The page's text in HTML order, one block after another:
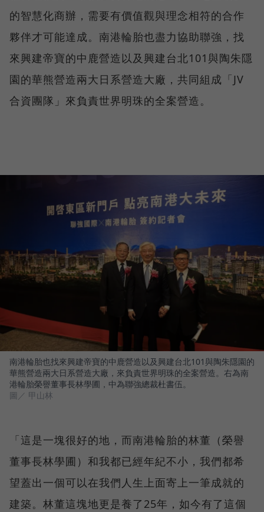
的智慧化商辦，需要有價值觀與理念相符的合作
夥伴才可能達成。南港輪胎也盡力協助聯強，找
來興建帝寶的中鹿營造以及興建台北101與陶朱隱
園的華熊營造兩大日系營造大廠，共同組成「JV
合資團隊」來負責世界明珠的全案營造。
南港輪胎也找來興建帝寶的中鹿營造以及興建台北101與陶朱隱園的
華熊營造兩大日系營造大廠，來負責世界明珠的全案營造。右為南
港輪胎榮譽董事長林學圃，中為聯強總裁杜書伍。
圖／ 甲山林
「這是一塊很好的地，而南港輪胎的林董（榮譽
董事長林學圃）和我都已經年紀不小，我們都希
望蓋出一個可以在我們人生上面寄上一筆成就的
建築。林董這塊地更是養了25年，如今有了這個